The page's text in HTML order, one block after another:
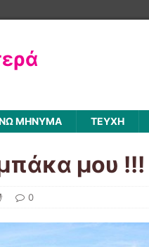
ΜΉΝΥΜΑ ΤΕΎΧΗ
μου !!!
0